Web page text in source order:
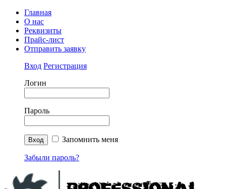
Главная
О нас
Реквизиты
Прайс-лист
Отправить заявку
Вход Регистрация
Логин
Пароль
Запомнить меня
Забыли пароль?